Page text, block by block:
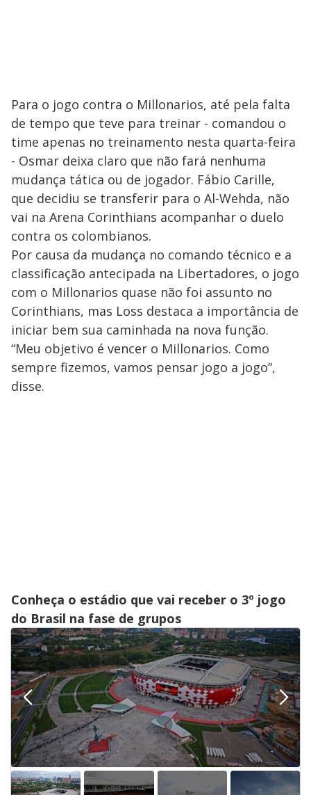
Para o jogo contra o Millonarios, até pela falta
de tempo que teve para treinar - comandou o
time apenas no treinamento nesta quarta-feira
- Osmar deixa claro que não fará nenhuma
mudança tática ou de jogador. Fábio Carille,
que decidiu se transferir para o Al-Wehda, não
vai na Arena Corinthians acompanhar o duelo
contra os colombianos.
Por causa da mudança no comando técnico e a
classificação antecipada na Libertadores, o jogo
com o Millonarios quase não foi assunto no
Corinthians, mas Loss destaca a importância de
iniciar bem sua caminhada na nova função.
“Meu objetivo é vencer o Millonarios. Como
sempre fizemos, vamos pensar jogo a jogo”,
disse.
Conheça o estádio que vai receber o 3º jogo
do Brasil na fase de grupos